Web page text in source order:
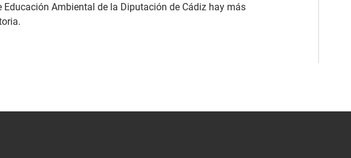
Educación Ambiental de la Diputación de Cádiz hay más
.